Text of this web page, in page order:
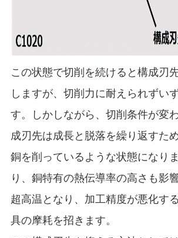
この状態で切削を続けると構成刃
しますが、切削力に耐えられずい
す。しかしながら、切削条件が変
成刃先は成長と脱落を繰り返すた
銅を削っているような状態になり
り、銅特有の熱伝導率の高さも影
超高温となり、加工精度が悪化す
具の摩耗を招きます。